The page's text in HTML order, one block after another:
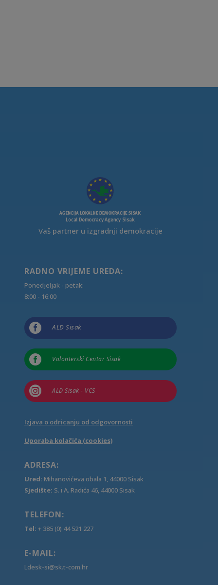
Vaš partner u izgradnji demokracije
RADNO VRIJEME UREDA:
Ponedjeljak - petak:
8:00 - 16:00
 ALD Sisak
 Volonterski Centar Sisak
 ALD Sisak - VCS
Izjava o odricanju od odgovornosti
Uporaba kolačića (cookies)
ADRESA:
Ured: Mihanovićeva obala 1, 44000 Sisak
Sjedište: S. i A. Radića 46, 44000 Sisak
TELEFON:
Tel: + 385 (0) 44 521 227
E-MAIL:
Ldesk-si@sk.t-com.hr